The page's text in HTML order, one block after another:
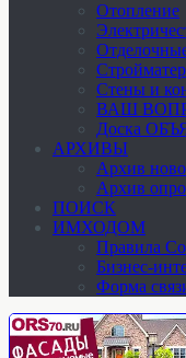
Отопление
Стены и
ВАШ
Доска
АРХИВЫ
Архив
Архив
ПОИСК
ИМХОДОМ
Правила
Бизнес-
Форма